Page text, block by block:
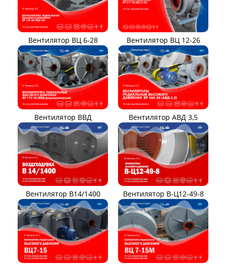
Вентилятор ВЦ 6-28 Вентилятор ВЦ 12-26
Вентилятор ВВД Вентилятор АВД 3,5
Вентилятор В14/1400 Вентилятор В-Ц12-49-8